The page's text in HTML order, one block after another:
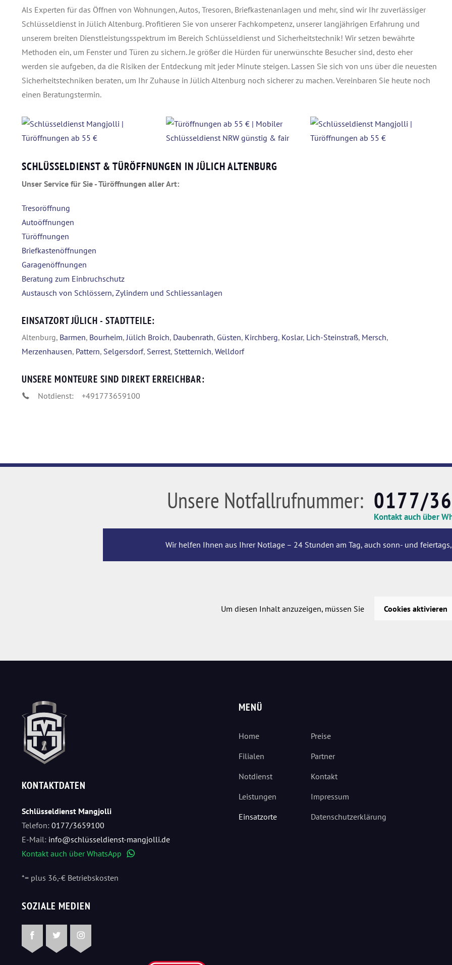
Als Experten für das Öffnen von Wohnungen, Autos, Tresoren, Briefkastenanlagen und mehr, sind wir Ihr zuverlässiger
Schlüsseldienst in Jülich Altenburg. Profitieren Sie von unserer Fachkompetenz, unserer langjährigen Erfahrung und
unserem breiten Dienstleistungsspektrum im Bereich Schlüsseldienst und Sicherheitstechnik! Wir setzen bewährte
Methoden ein, um Fenster und Türen zu sichern. Je größer die Hürden für unerwünschte Besucher sind, desto eher
werden sie aufgeben, da die Risiken der Entdeckung mit jeder Minute steigen. Lassen Sie sich von uns über die neuesten
Sicherheitstechniken beraten, um Ihr Zuhause in Jülich Altenburg noch sicherer zu machen. Vereinbaren Sie heute noch
einen Beratungstermin.
SCHLÜSSELDIENST & TÜRÖFFNUNGEN IN JÜLICH ALTENBURG
Unser Service für Sie - Türöffnungen aller Art:
Tresoröffnung
Autoöffnungen
Türöffnungen
Briefkastenöffnungen
Garagenöffnungen
Beratung zum Einbruchschutz
Austausch von Schlössern, Zylindern und Schliessanlagen
EINSATZORT JÜLICH - STADTTEILE:
Altenburg, Barmen, Bourheim, Jülich Broich, Daubenrath, Güsten, Kirchberg, Koslar, Lich-Steinstraß, Mersch,
Merzenhausen, Pattern, Selgersdorf, Serrest, Stetternich, Welldorf
UNSERE MONTEURE SIND DIREKT ERREICHBAR:
Notdienst: +491773659100
Unsere Notfallrufnummer: 0177/
Kontakt auch über
Wir helfen Ihnen aus Ihrer Notlage – 24 Stunden am Tag, auch sonn- und feiertags,
Um diesen Inhalt anzuzeigen, müssen Sie Cookies aktivieren
KONTAKTDATEN
Schlüsseldienst Mangjolli
Telefon: 0177/3659100
E-Mail: info@schlüsseldienst-mangjolli.de
Kontakt auch über WhatsApp
*= plus 36,-€ Betriebskosten
MENÜ
Home
Filialen
Notdienst
Leistungen
Einsatzorte
Preise
Partner
Kontakt
Impressum
Datenschutzerklärung
SOZIALE MEDIEN
FacebookTwitterInstagram